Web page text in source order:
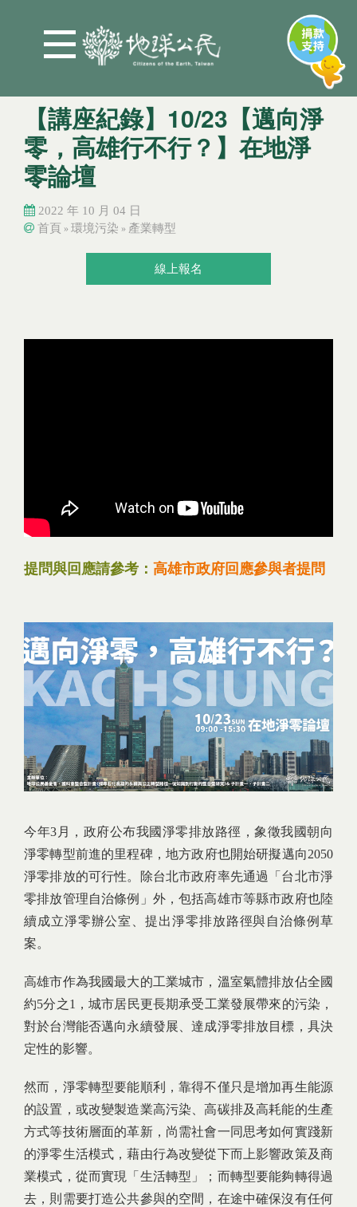
【講座紀錄】10/23【邁向淨
零，高雄行不行？】在地淨
零論壇
2022 年 10 月 04 日
您在這裡
首頁 » 環境污染 » 產業轉型
線上報名
提問與回應請參考： 高雄市政府回應參與者提問
今年3月，政府公布我國淨零排放路徑，象徵我國朝向
淨零轉型前進的里程碑，地方政府也開始研擬邁向2050
淨零排放的可行性。除台北市政府率先通過「台北市淨
零排放管理自治條例」外，包括高雄市等縣市政府也陸
續成立淨零辦公室、提出淨零排放路徑與自治條例草
案。
高雄市作為我國最大的工業城市，溫室氣體排放佔全國
約5分之1，城市居民更長期承受工業發展帶來的污染，
對於台灣能否邁向永續發展、達成淨零排放目標，具決
定性的影響。
然而，淨零轉型要能順利，靠得不僅只是增加再生能源
的設置，或改變製造業高污染、高碳排及高耗能的生產
方式等技術層面的革新，尚需社會一同思考如何實踐新
的淨零生活模式，藉由行為改變從下而上影響政策及商
業模式，從而實現「生活轉型」；而轉型要能夠轉得過
去，則需要打造公共參與的空間，在途中確保沒有任何